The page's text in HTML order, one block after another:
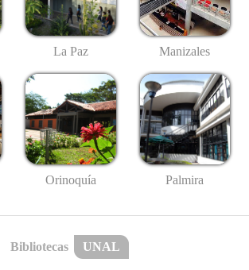
La Paz Manizales
Orinoquía Palmira
Bibliotecas UNAL